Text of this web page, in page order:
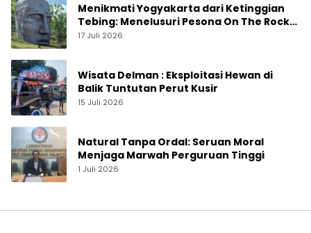
Menikmati Yogyakarta dari Ketinggian
Tebing: Menelusuri Pesona On The Rock
Jogja yang Sedang Naik Daun
17 Juli 2026
Wisata Delman : Eksploitasi Hewan di
Balik Tuntutan Perut Kusir
15 Juli 2026
Natural Tanpa Ordal: Seruan Moral
Menjaga Marwah Perguruan Tinggi
1 Juli 2026